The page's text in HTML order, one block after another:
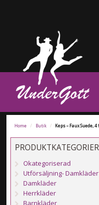
Home / Butik / Keps – Faux Suede,
PRODUKTKATEGORIER
Okategoriserad
Utförsäljning- Damkläder
Damkläder
Herrkläder
Barnkläder